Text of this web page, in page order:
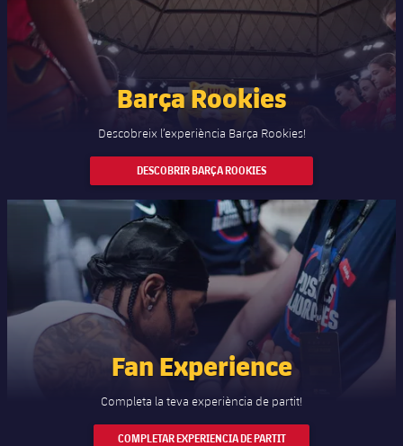
Barça Rookies
Descobreix l’experiència Barça Rookies!
DESCOBRIR BARÇA ROOKIES
Fan Experience
Completa la teva experiència de partit!
COMPLETAR EXPERIENCIA DE PARTIT